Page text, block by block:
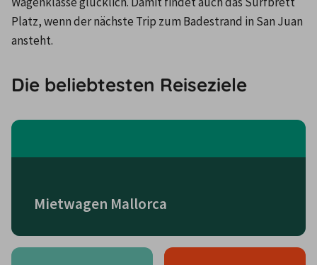
Platz, wenn der nächste Trip zum Badestrand in San Juan
ansteht.
Die beliebtesten Reiseziele
Mietwagen Mallorca